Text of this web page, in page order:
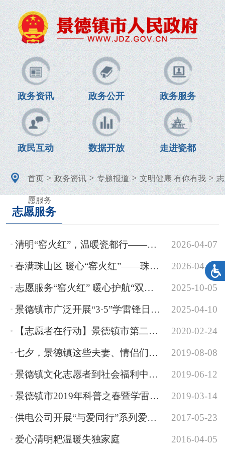
政务资讯 政务公开 政务服务
政民互动 数据开放 走进瓷都
首页>政务资讯>专题报道>文明健康 有你有我>志
愿服务
志愿服务
2026-04-07
清明“窑火红”，温暖瓷都行——开展清明假期应对旅游高峰志愿服务
2026-04-07
春满珠山区 暖心“窑火红”——珠山区清明假期志愿服务成为最靓风景
2025-10-05
志愿服务“窑火红” 暖心护航“双节”游
2025-04-10
景德镇市广泛开展“3·5”学雷锋日新时代文明实践志愿服务活动
2020-02-24
【志愿者在行动】景德镇市第二医院青年志愿者开展送药活动受欢迎
2019-08-08
七夕，景德镇这些夫妻、情侣们除了秀恩爱，还有慈善之爱！
2019-06-12
景德镇文化志愿者到社会福利中心慰问演出
2019-03-14
景德镇市2019年科普之春暨学雷锋科普志愿服务月活动在浮梁县启动
2017-05-23
供电公司开展“与爱同行”系列爱心活动
2016-04-05
爱心清明粑温暖失独家庭